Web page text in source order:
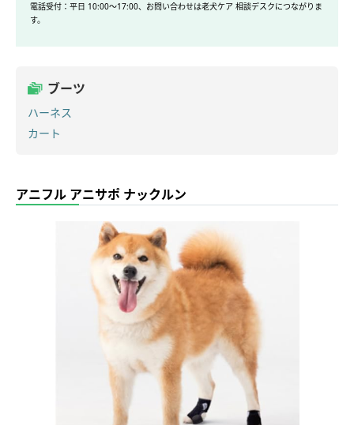
電話受付：平日 10:00～17:00、お問い合わせは老犬ケア 相談デスクにつながりま
す。
ブーツ
ハーネス
カート
アニフル アニサポ ナックルン